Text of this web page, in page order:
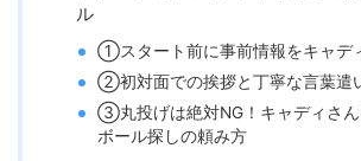
ル
①スタート前に事前情報をキャデ
②初対面での挨拶と丁寧な言葉遣
③丸投げは絶対NG！キャディさん
ボール探しの頼み方